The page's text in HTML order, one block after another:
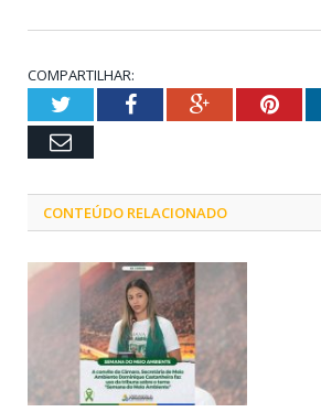
COMPARTILHAR:
TwitterFacebookGoogle+
Email
CONTEÚDO RELACIONADO